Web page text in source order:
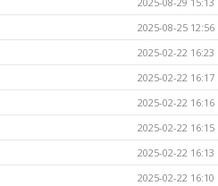
2025-08-25 12:56
2025-02-22 16:23
2025-02-22 16:17
2025-02-22 16:16
2025-02-22 16:15
2025-02-22 16:13
2025-02-22 16:10